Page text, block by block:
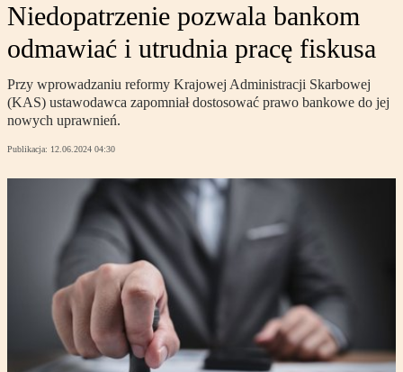
Niedopatrzenie pozwala bankom
odmawiać i utrudnia pracę fiskusa
Przy wprowadzaniu reformy Krajowej Administracji Skarbowej
(KAS) ustawodawca zapomniał dostosować prawo bankowe do jej
nowych uprawnień.
Publikacja: 12.06.2024 04:30